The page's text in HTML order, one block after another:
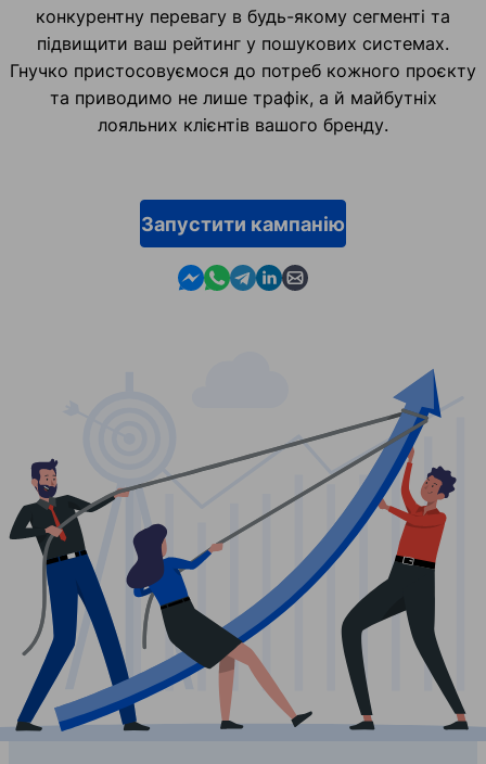
конкурентну перевагу в будь-якому сегменті та
підвищити ваш рейтинг у пошукових системах.
Гнучко пристосовуємося до потреб кожного проєкту
та приводимо не лише трафік, а й майбутніх
лояльних клієнтів вашого бренду.
Запустити кампанію
Contact us in Messenger
Contact us in WhatsApp
Contact us in Telegram
Contact us in Linkedin
Contact us by email